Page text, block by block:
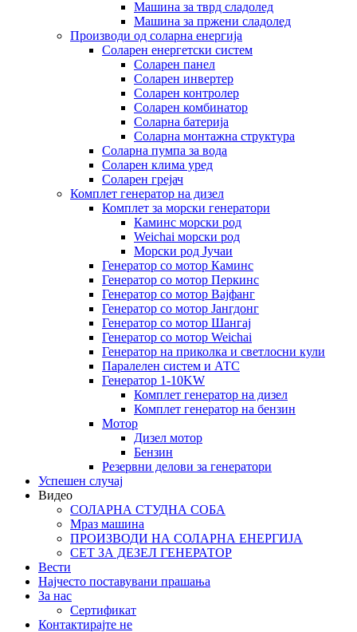
Машина за тврд сладолед
Машина за пржени сладолед
Производи од соларна енергија
Соларен енергетски систем
Соларен панел
Соларен инвертер
Соларен контролер
Соларен комбинатор
Соларна батерија
Соларна монтажна структура
Соларна пумпа за вода
Соларен клима уред
Соларен грејач
Комплет генератор на дизел
Комплет за морски генератори
Каминс морски род
Weichai морски род
Морски род Јучаи
Генератор со мотор Каминс
Генератор со мотор Перкинс
Генератор со мотор Вајфанг
Генератор со мотор Јангдонг
Генератор со мотор Шангај
Генератор со мотор Weichai
Генератор на приколка и светлосни кули
Паралелен систем и АТС
Генератор 1-10KW
Комплет генератор на дизел
Комплет генератор на бензин
Мотор
Дизел мотор
Бензин
Резервни делови за генератори
Успешен случај
Видео
СОЛАРНА СТУДНА СОБА
Мраз машина
ПРОИЗВОДИ НА СОЛАРНА ЕНЕРГИЈА
СЕТ ЗА ДЕЗЕЛ ГЕНЕРАТОР
Вести
Најчесто поставувани прашања
За нас
Сертификат
Контактирајте не